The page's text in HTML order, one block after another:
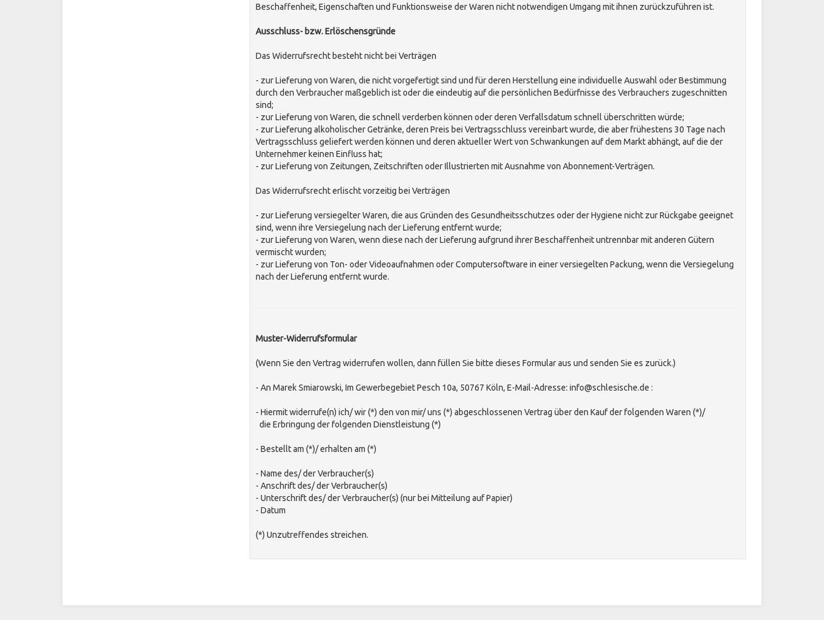
Beschaffenheit, Eigenschaften und Funktionsweise der Waren nicht notwendigen Umgang mit ihnen zurückzuführen ist.
Ausschluss- bzw. Erlöschensgründe
Das Widerrufsrecht besteht nicht bei Verträgen
- zur Lieferung von Waren, die nicht vorgefertigt sind und für deren Herstellung eine individuelle Auswahl oder Bestimmung
durch den Verbraucher maßgeblich ist oder die eindeutig auf die persönlichen Bedürfnisse des Verbrauchers zugeschnitten
sind;
- zur Lieferung von Waren, die schnell verderben können oder deren Verfallsdatum schnell überschritten würde;
- zur Lieferung alkoholischer Getränke, deren Preis bei Vertragsschluss vereinbart wurde, die aber frühestens 30 Tage nach
Vertragsschluss geliefert werden können und deren aktueller Wert von Schwankungen auf dem Markt abhängt, auf die der
Unternehmer keinen Einfluss hat;
- zur Lieferung von Zeitungen, Zeitschriften oder Illustrierten mit Ausnahme von Abonnement-Verträgen.
Das Widerrufsrecht erlischt vorzeitig bei Verträgen
- zur Lieferung versiegelter Waren, die aus Gründen des Gesundheitsschutzes oder der Hygiene nicht zur Rückgabe geeignet
sind, wenn ihre Versiegelung nach der Lieferung entfernt wurde;
- zur Lieferung von Waren, wenn diese nach der Lieferung aufgrund ihrer Beschaffenheit untrennbar mit anderen Gütern
vermischt wurden;
- zur Lieferung von Ton- oder Videoaufnahmen oder Computersoftware in einer versiegelten Packung, wenn die Versiegelung
nach der Lieferung entfernt wurde.
Muster-Widerrufsformular
(Wenn Sie den Vertrag widerrufen wollen, dann füllen Sie bitte dieses Formular aus und senden Sie es zurück.)
- An Marek Smiarowski, Im Gewerbegebiet Pesch 10a, 50767 Köln, E-Mail-Adresse: info@schlesische.de :
- Hiermit widerrufe(n) ich/ wir (*) den von mir/ uns (*) abgeschlossenen Vertrag über den Kauf der folgenden Waren (*)/
die Erbringung der folgenden Dienstleistung (*)
- Bestellt am (*)/ erhalten am (*)
- Name des/ der Verbraucher(s)
- Anschrift des/ der Verbraucher(s)
- Unterschrift des/ der Verbraucher(s) (nur bei Mitteilung auf Papier)
- Datum
(*) Unzutreffendes streichen.